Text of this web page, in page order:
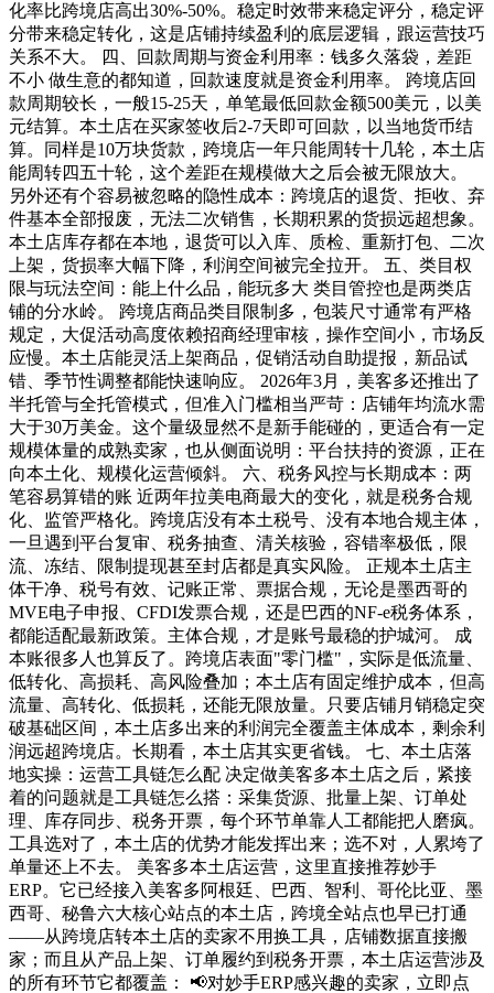
化率比跨境店高出30%-50%。稳定时效带来稳定评分，稳定评
分带来稳定转化，这是店铺持续盈利的底层逻辑，跟运营技巧
关系不大。 四、回款周期与资金利用率：钱多久落袋，差距
不小 做生意的都知道，回款速度就是资金利用率。 跨境店回
款周期较长，一般15-25天，单笔最低回款金额500美元，以美
元结算。本土店在买家签收后2-7天即可回款，以当地货币结
算。同样是10万块货款，跨境店一年只能周转十几轮，本土店
能周转四五十轮，这个差距在规模做大之后会被无限放大。
另外还有个容易被忽略的隐性成本：跨境店的退货、拒收、弃
件基本全部报废，无法二次销售，长期积累的货损远超想象。
本土店库存都在本地，退货可以入库、质检、重新打包、二次
上架，货损率大幅下降，利润空间被完全拉开。 五、类目权
限与玩法空间：能上什么品，能玩多大 类目管控也是两类店
铺的分水岭。 跨境店商品类目限制多，包装尺寸通常有严格
规定，大促活动高度依赖招商经理审核，操作空间小，市场反
应慢。本土店能灵活上架商品，促销活动自助提报，新品试
错、季节性调整都能快速响应。 2026年3月，美客多还推出了
半托管与全托管模式，但准入门槛相当严苛：店铺年均流水需
大于30万美金。这个量级显然不是新手能碰的，更适合有一定
规模体量的成熟卖家，也从侧面说明：平台扶持的资源，正在
向本土化、规模化运营倾斜。 六、税务风控与长期成本：两
笔容易算错的账 近两年拉美电商最大的变化，就是税务合规
化、监管严格化。跨境店没有本土税号、没有本地合规主体，
一旦遇到平台复审、税务抽查、清关核验，容错率极低，限
流、冻结、限制提现甚至封店都是真实风险。 正规本土店主
体干净、税号有效、记账正常、票据合规，无论是墨西哥的
MVE电子申报、CFDI发票合规，还是巴西的NF-e税务体系，
都能适配最新政策。主体合规，才是账号最稳的护城河。 成
本账很多人也算反了。跨境店表面"零门槛"，实际是低流量、
低转化、高损耗、高风险叠加；本土店有固定维护成本，但高
流量、高转化、低损耗，还能无限放量。只要店铺月销稳定突
破基础区间，本土店多出来的利润完全覆盖主体成本，剩余利
润远超跨境店。长期看，本土店其实更省钱。 七、本土店落
地实操：运营工具链怎么配 决定做美客多本土店之后，紧接
着的问题就是工具链怎么搭：采集货源、批量上架、订单处
理、库存同步、税务开票，每个环节单靠人工都能把人磨疯。
工具选对了，本土店的优势才能发挥出来；选不对，人累垮了
单量还上不去。 美客多本土店运营，这里直接推荐妙手
ERP。它已经接入美客多阿根廷、巴西、智利、哥伦比亚、墨
西哥、秘鲁六大核心站点的本土店，跨境全站点也早已打通
——从跨境店转本土店的卖家不用换工具，店铺数据直接搬
家；而且从产品上架、订单履约到税务开票，本土店运营涉及
的所有环节它都覆盖： 📢对妙手ERP感兴趣的卖家，立即点